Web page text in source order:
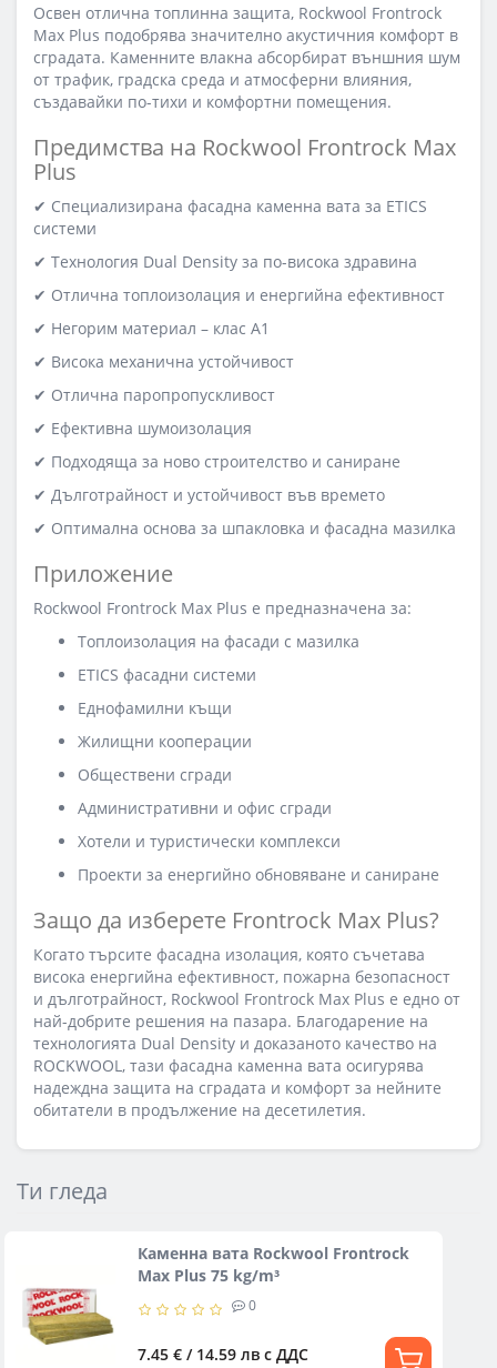
Освен отлична топлинна защита, Rockwool Frontrock
Max Plus подобрява значително акустичния комфорт в
сградата. Каменните влакна абсорбират външния шум
от трафик, градска среда и атмосферни влияния,
създавайки по-тихи и комфортни помещения.
Предимства на Rockwool Frontrock Max
Plus
✔ Специализирана фасадна каменна вата за ETICS
системи
✔ Технология Dual Density за по-висока здравина
✔ Отлична топлоизолация и енергийна ефективност
✔ Негорим материал – клас А1
✔ Висока механична устойчивост
✔ Отлична паропропускливост
✔ Ефективна шумоизолация
✔ Подходяща за ново строителство и саниране
✔ Дълготрайност и устойчивост във времето
✔ Оптимална основа за шпакловка и фасадна мазилка
Приложение
Rockwool Frontrock Max Plus е предназначена за:
Топлоизолация на фасади с мазилка
ETICS фасадни системи
Еднофамилни къщи
Жилищни кооперации
Обществени сгради
Административни и офис сгради
Хотели и туристически комплекси
Проекти за енергийно обновяване и саниране
Защо да изберете Frontrock Max Plus?
Когато търсите фасадна изолация, която съчетава
висока енергийна ефективност, пожарна безопасност
и дълготрайност, Rockwool Frontrock Max Plus е едно от
най-добрите решения на пазара. Благодарение на
технологията Dual Density и доказаното качество на
ROCKWOOL, тази фасадна каменна вата осигурява
надеждна защита на сградата и комфорт за нейните
обитатели в продължение на десетилетия.
Ти гледа
Каменна вата Rockwool Frontrock
Max Plus 75 kg/m³
0
7.45 € / 14.59 лв с ДДС